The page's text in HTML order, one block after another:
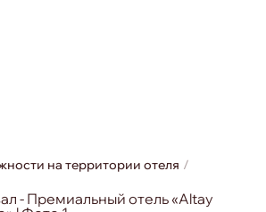
на территории отеля